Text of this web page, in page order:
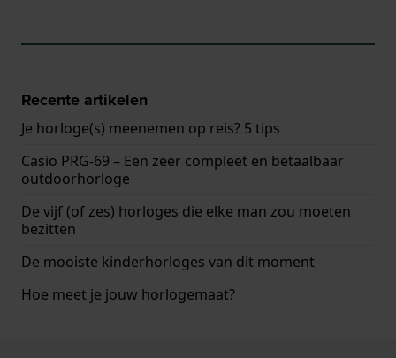
Recente artikelen
Je horloge(s) meenemen op reis? 5 tips
Casio PRG-69 – Een zeer compleet en betaalbaar
outdoorhorloge
De vijf (of zes) horloges die elke man zou moeten
bezitten
De mooiste kinderhorloges van dit moment
Hoe meet je jouw horlogemaat?